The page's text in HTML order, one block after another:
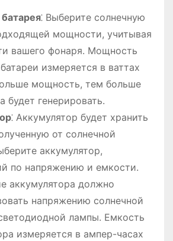
⁚ Выберите солнечную
мощности, учитывая
вашего фонаря. Мощность
измеряется в ваттах
мощность, тем больше
будет генерировать.
⁚ Аккумулятор будет хранить
от солнечной
аккумулятор,
по напряжению и емкости.
аккумулятора должно
напряжению солнечной
лампы. Емкость
измеряется в ампер-часах